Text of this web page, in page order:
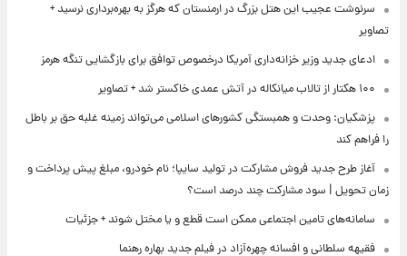
سرنوشت عجیب این هتل بزرگ در ارمنستان که هرگز به بهره‌برداری نرسید +
تصاویر
ادعای جدید وزیر خزانه‌داری آمریکا درخصوص توافق برای بازگشایی تنگه هرمز
۱۰۰ هکتار از تالاب میانکاله در آتش عمدی خاکستر شد + تصاویر
پزشکیان: وحدت و همبستگی کشورهای اسلامی می‌تواند زمینه غلبه حق بر باطل
را فراهم کند
آغاز طرح جدید فروش مشارکت در تولید سایپا؛ نام خودرو، مبلغ پیش پرداخت و
زمان تحویل | سود مشارکت چند درصد است؟
سامانه‌های تامین اجتماعی ممکن است قطع و یا مختل شوند + جزئیات
فقیهه سلطانی و افسانه چهره‌آزاد در فیلم جدید بهاره رهنما